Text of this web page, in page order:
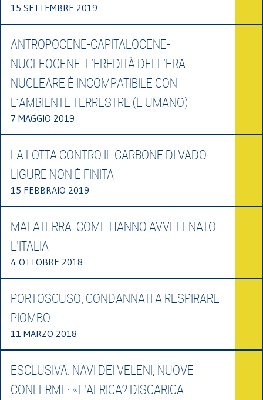
15 SETTEMBRE 2019
ANTROPOCENE-CAPITALOCENE-
NUCLEOCENE: L’EREDITÀ DELL’ERA
NUCLEARE È INCOMPATIBILE CON
L’AMBIENTE TERRESTRE (E UMANO)
7 MAGGIO 2019
LA LOTTA CONTRO IL CARBONE DI VADO
LIGURE NON È FINITA
15 FEBBRAIO 2019
MALATERRA. COME HANNO AVVELENATO
L'ITALIA
4 OTTOBRE 2018
PORTOSCUSO, CONDANNATI A RESPIRARE
PIOMBO
11 MARZO 2018
ESCLUSIVA. NAVI DEI VELENI, NUOVE
CONFERME: «L'AFRICA? DISCARICA